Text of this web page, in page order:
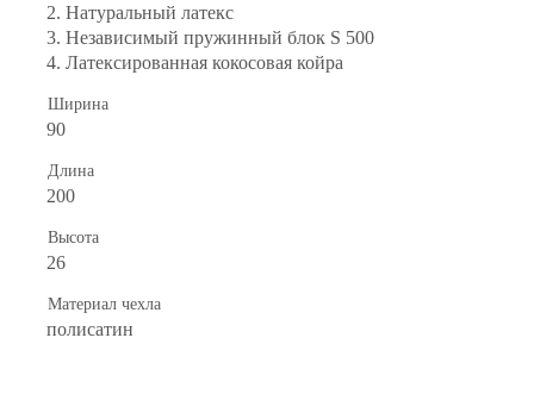
2. Натуральный латекс
3. Независимый пружинный блок S 500
4. Латексированная кокосовая койра
Ширина
90
Длина
200
Высота
26
Материал чехла
полисатин